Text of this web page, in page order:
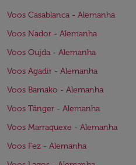
Voos Casablanca - Alemanha
Voos Nador - Alemanha
Voos Oujda - Alemanha
Voos Agadir - Alemanha
Voos Bamako - Alemanha
Voos Tânger - Alemanha
Voos Marraquexe - Alemanha
Voos Fez - Alemanha